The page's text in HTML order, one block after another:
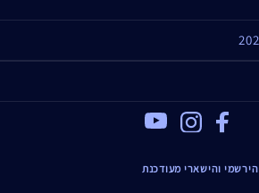
Facebook
הירשמי והישארי מעודכנת